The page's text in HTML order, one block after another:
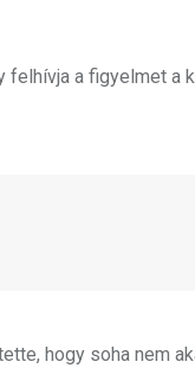
a figyelmet
hogy soha nem